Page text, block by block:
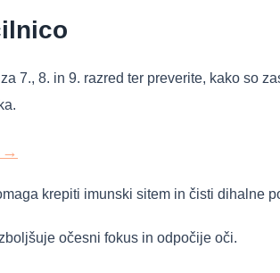
7., 8. in 9. razred ter preverite, kako so
→
krepiti imunski sitem in čisti dihalne
očesni fokus in odpočije oči.